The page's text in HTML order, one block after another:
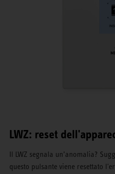
LWZ: reset
Il LWZ segnala un’anomalia?
questo pulsante viene resettato